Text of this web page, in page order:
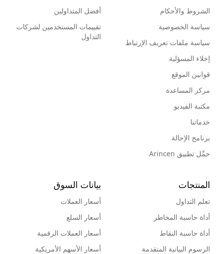
الشروط والأحكام
سياسة الخصوصية
سياسة ملفات تعريف الإرتباط
إخلاء المسؤلية
قوانين الموقع
مركز المساعدة
مكتبة الفيديو
خدماتنا
برنامج الإحالة
حمِّل تطبيق Arincen
أفضل المتداولين
تقييمات المستخدمين لشركات
التداول
المنتجات
تعلم التداول
أداة حاسبة المخاطر
أداة حاسبة النقاط
الرسوم البيانية المتقدمة
بيانات السوق
أسعار العملات
أسعار السلع
أسعار العملات الرقمية
أسعار الأسهم الأمريكية